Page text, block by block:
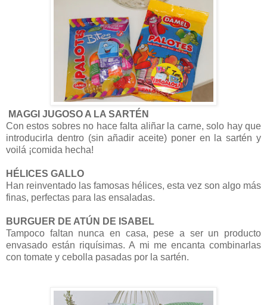
MAGGI JUGOSO A LA SARTÉN
Con estos sobres no hace falta aliñar la carne, solo hay que
introducirla dentro (sin añadir aceite) poner en la sartén y
voilá ¡comida hecha!
HÉLICES GALLO
Han reinventado las famosas hélices, esta vez son algo más
finas, perfectas para las ensaladas.
BURGUER DE ATÚN DE ISABEL
Tampoco faltan nunca en casa, pese a ser un producto
envasado están riquísimas. A mi me encanta combinarlas
con tomate y cebolla pasadas por la sartén.